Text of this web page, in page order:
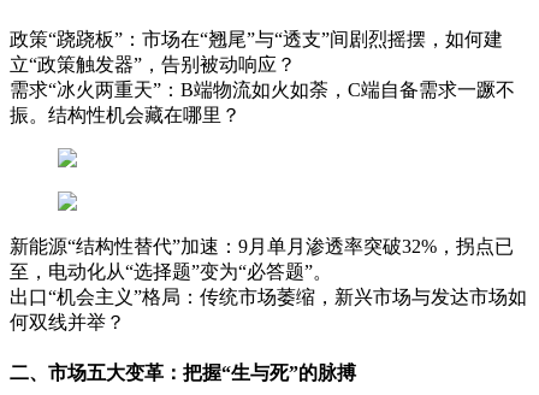
政策“跷跷板”：市场在“翘尾”与“透支”间剧烈摇摆，如何建
立“政策触发器”，告别被动响应？
需求“冰火两重天”：B端物流如火如荼，C端自备需求一蹶不
振。结构性机会藏在哪里？
新能源“结构性替代”加速：9月单月渗透率突破32%，拐点已
至，电动化从“选择题”变为“必答题”。
出口“机会主义”格局：传统市场萎缩，新兴市场与发达市场如
何双线并举？
二、市场五大变革：把握“生与死”的脉搏